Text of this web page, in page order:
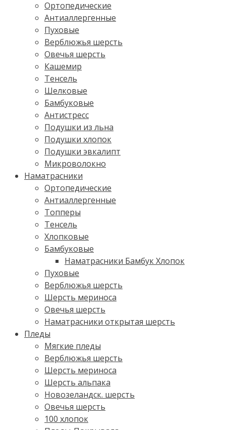
Ортопедические
Антиаллергенные
Пуховые
Верблюжья шерсть
Овечья шерсть
Кашемир
Тенсель
Шелковые
Бамбуковые
Антистресс
Подушки из льна
Подушки хлопок
Подушки эвкалипт
Микроволокно
Наматрасники
Ортопедические
Антиаллергенные
Топперы
Тенсель
Хлопковые
Бамбуковые
Наматрасники Бамбук Хлопок
Пуховые
Верблюжья шерсть
Шерсть мериноса
Овечья шерсть
Наматрасники открытая шерсть
Пледы
Мягкие пледы
Верблюжья шерсть
Шерсть мериноса
Шерсть альпака
Новозеландск. шерсть
Овечья шерсть
100 хлопок